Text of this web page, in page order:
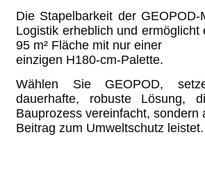
Die Stapelbarkeit der
Logistik erheblich und ermöglicht
95 m² Fläche mit nur einer
einzigen H180-cm-Palette.
Wählen Sie GEOPOD,
dauerhafte, robuste Lösung,
Bauprozess vereinfacht, sondern
Beitrag zum Umweltschutz leistet.